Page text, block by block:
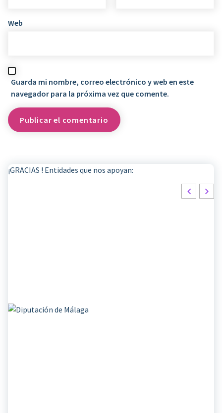
Web
Guarda mi nombre, correo electrónico y web en este
navegador para la próxima vez que comente.
¡GRACIAS ! Entidades que nos apoyan: